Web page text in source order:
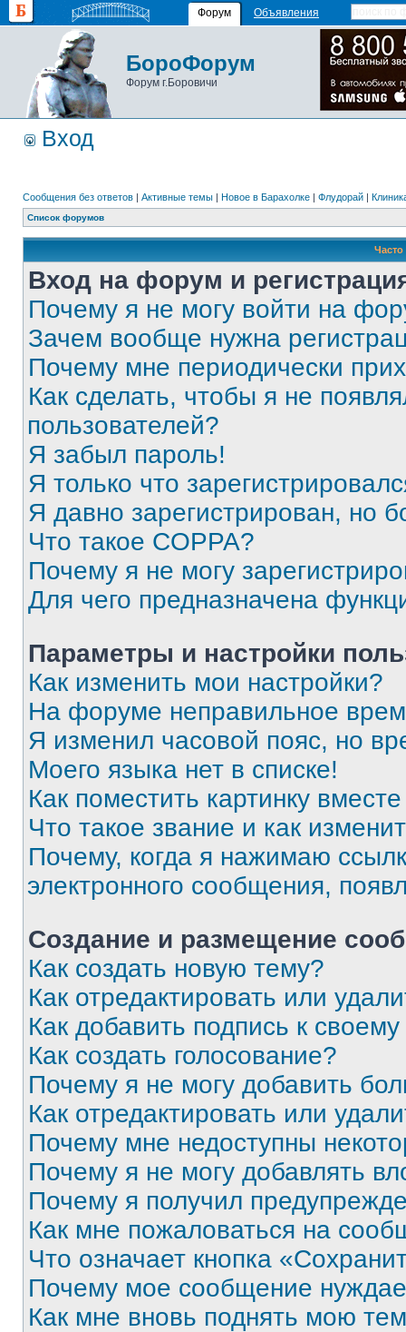
Форум Объявления
БороФорум
Форум г.Боровичи
Вход
Сообщения без ответов | Активные темы | Новое в Барахолке | Флудорай |
Список форумов
Вход на форум и
Почему я не могу войти на
Зачем вообще нужна
Почему мне периодически
Как сделать, чтобы я не
пользователей?
Я забыл пароль!
Я только что
Я давно зарегистрирован, но
Что такое COPPA?
Почему я не могу
Для чего предназначена
Параметры и настройки
Как изменить мои настройки?
На форуме неправильное
Я изменил часовой пояс, но
Моего языка нет в списке!
Как поместить картинку
Что такое звание и как
Почему, когда я нажимаю
электронного сообщения,
Создание и размещение
Как создать новую тему?
Как отредактировать или
Как добавить подпись к
Как создать голосование?
Почему я не могу добавить
Как отредактировать или
Почему мне недоступны
Почему я не могу добавлять
Почему я получил
Как мне пожаловаться на
Что означает кнопка
Почему мое сообщение
Как мне вновь поднять мою